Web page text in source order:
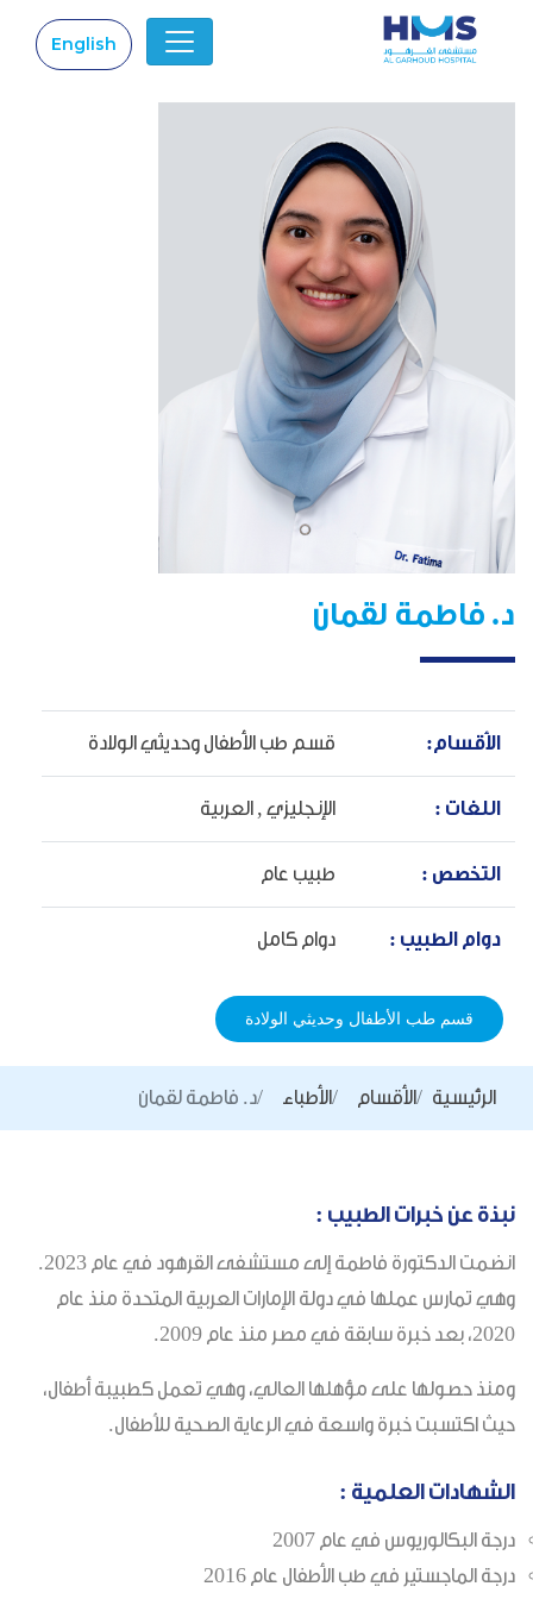
English
د. فاطمة لقمان
الأقسام: قسم طب الأطفال وحديثي الولادة
اللغات : الإنجليزي , العربية
التخصص : طبيب عام
دوام الطبيب : دوام كامل
قسم طب الأطفال وحديثي الولادة
الرئيسية الأقسام الأطباء د. فاطمة لقمان
نبذة عن خبرات الطبيب :
انضمت الدكتورة فاطمة إلى مستشفى القرهود في عام 2023.
وهي تمارس عملها في دولة الإمارات العربية المتحدة منذ عام
2020، بعد خبرة سابقة في مصر منذ عام 2009.
ومنذ حصولها على مؤهلها العالي، وهي تعمل كطبيبة أطفال،
حيث اكتسبت خبرة واسعة في الرعاية الصحية للأطفال.
الشهادات العلمية :
درجة البكالوريوس في عام 2007
درجة الماجستير في طب الأطفال عام 2016